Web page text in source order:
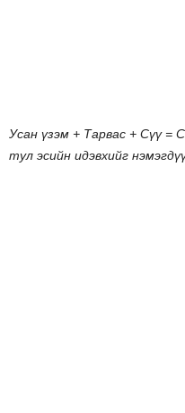
Усан үзэм + Тарвас + Сүү= C
тул эсийн идэвхийг